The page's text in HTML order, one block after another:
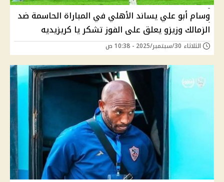
وسام أبو علي يساند الأهلي في المباراة الحاسمة ضد
الزمالك وزيزو يعلق على الفوز تشكر يا كريزيديه
الثلاثاء 30/سبتمبر/2025 - 10:38 ص